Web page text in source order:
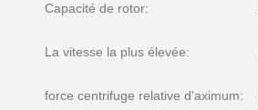
Capacité de rotor:
La vitesse la plus élevée:
force centrifuge relative d'aximum: